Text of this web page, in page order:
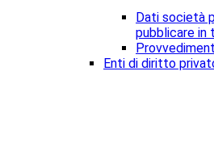
Dati società
pubblicare in
Enti di diritto